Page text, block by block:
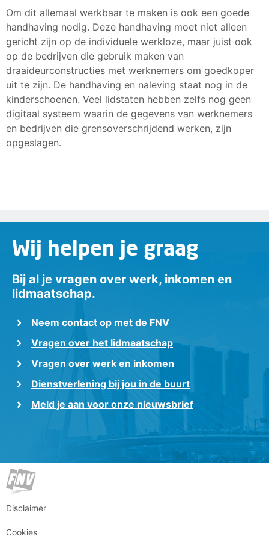
Om dit allemaal werkbaar te maken is ook een goede
handhaving nodig. Deze handhaving moet niet alleen
gericht zijn op de individuele werkloze, maar juist ook
op de bedrijven die gebruik maken van
draaideurconstructies met werknemers om goedkoper
uit te zijn. De handhaving en naleving staat nog in de
kinderschoenen. Veel lidstaten hebben zelfs nog geen
digitaal systeem waarin de gegevens van werknemers
en bedrijven die grensoverschrijdend werken, zijn
opgeslagen.
Wij helpen je graag
Bij al je vragen over werk, inkomen en
lidmaatschap.
Neem contact op met de FNV
Vragen over het lidmaatschap
Vragen over werk en inkomen
Dienstverlening bij jou in de buurt
Meld je aan voor onze nieuwsbrief
Disclaimer
Cookies